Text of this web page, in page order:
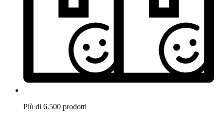
Più di 6.500 prodotti